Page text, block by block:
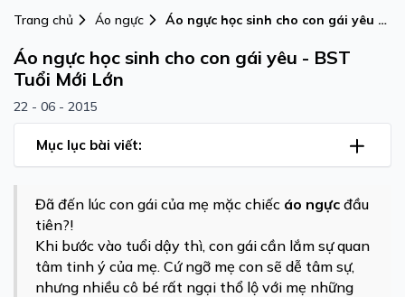
Trang chủ Áo ngực
Áo ngực học sinh cho con gái yêu -
Áo ngực học sinh cho con gái yêu - BST
Tuổi Mới Lớn
22 - 06 - 2015
Mục lục bài viết:
Đã đến lúc con gái của mẹ mặc chiếc áo ngực đầu
tiên?!
Khi bước vào tuổi dậy thì, con gái cần lắm sự quan
tâm tinh ý của mẹ. Cứ ngỡ mẹ con sẽ dễ tâm sự,
nhưng nhiều cô bé rất ngại thổ lộ với mẹ những